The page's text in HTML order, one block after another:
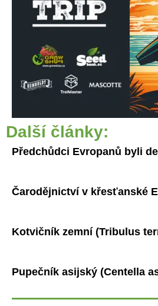
Další články:
Předchůdci Evropanů byli
Čarodějnictví v křesťanské
Kotvičník zemní (Tribulus
Pupečník asijský (Centella